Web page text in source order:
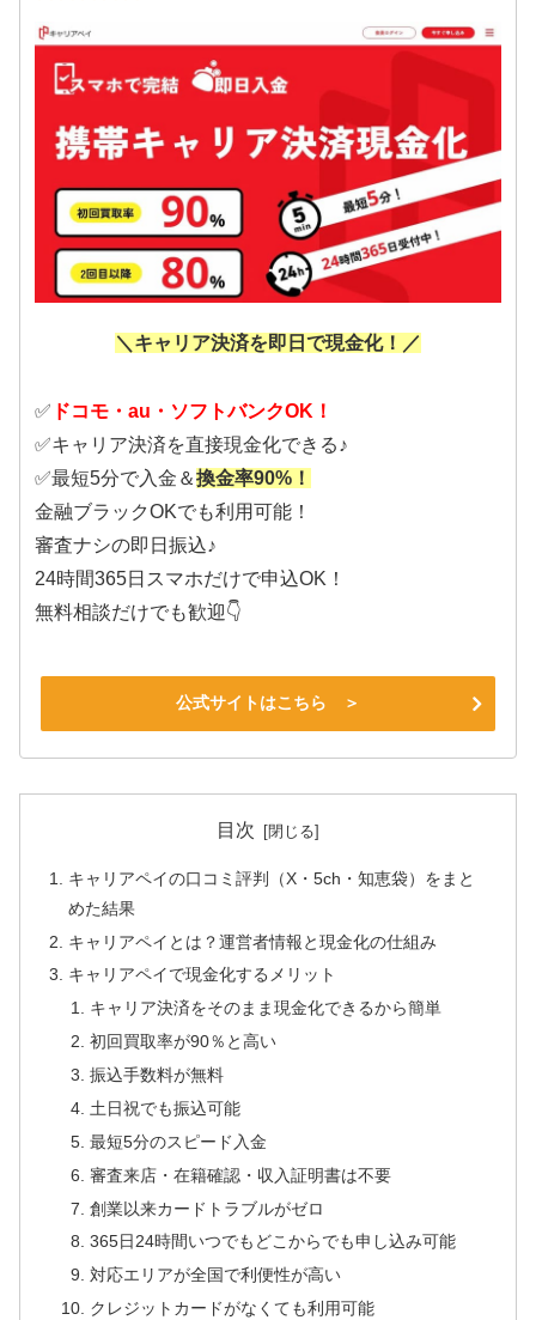
＼キャリア決済を即日で現金化！／
✅ ドコモ・au・ソフトバンクOK！
✅キャリア決済を直接現金化できる♪
✅最短5分で入金＆換金率90%！
金融ブラックOKでも利用可能！
審査ナシの即日振込♪
24時間365日スマホだけで申込OK！
無料相談だけでも歓迎👇
公式サイトはこちら ＞
目次
キャリアペイの口コミ評判（X・5ch・知恵袋）をまと
めた結果
キャリアペイとは？運営者情報と現金化の仕組み
キャリアペイで現金化するメリット
キャリア決済をそのまま現金化できるから簡単
初回買取率が90％と高い
振込手数料が無料
土日祝でも振込可能
最短5分のスピード入金
審査来店・在籍確認・収入証明書は不要
創業以来カードトラブルがゼロ
365日24時間いつでもどこからでも申し込み可能
対応エリアが全国で利便性が高い
クレジットカードがなくても利用可能